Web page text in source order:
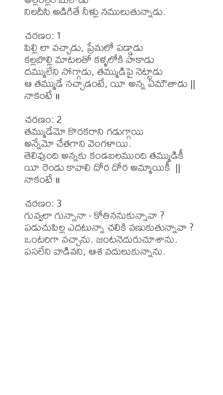
నిలదీసి అడిగితే నీళ్లు నములుతున్నాడు.
చరణం: 1
పిల్లి లా వచ్చాడు, ప్రేమలో పడ్డాడు
కల్లబొల్లి మాటలతో కళ్ళలోకి పాకాడు
దమ్ములేని సోగ్గాడు, తమ్ముడిపై నెట్టాడు
ఆ తమ్ముడే నచ్చాడంటే, యీ అన్న ఏమౌతాడు ||
నాకంటే ॥
చరణం: 2
తమ్ముడేమో కొరకరాని గడుగ్గాయి
అన్నేమో చేతగాని వెంగళాయి.
తెలివుంది అన్నకు కండబలముంది తమ్ముడికీ
యీ రెండు కావాలి దోర దోర అమ్మాయికీ  ||
నాకంటే ॥
చరణం: 3
గువ్వలా గున్నానా - కోతిననుకున్నావా ?
పడుచుపిల్ల ఎదటున్నా చలికి వణుకుతున్నావా ?
ఒంటరిగా వచ్చాను. జంటనెదురుచూశాను.
పసలేని వాడివని, ఆశ వదులుకున్నాను.